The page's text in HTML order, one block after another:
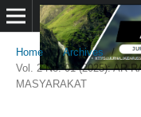
Home / Archives
/
Vol. 2 No. 01 (2025): AR-
MASYARAKAT